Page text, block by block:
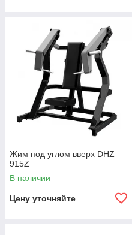
Жим под углом вверх DHZ
915Z
В наличии
Цену уточняйте